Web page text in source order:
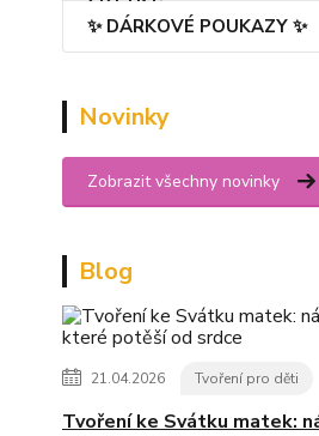
✨ DÁRKOVÉ POUKAZY ✨
Novinky
Zobrazit všechny novinky
Blog
21.04.2026 Tvoření pro děti
Tvoření ke Svátku matek: